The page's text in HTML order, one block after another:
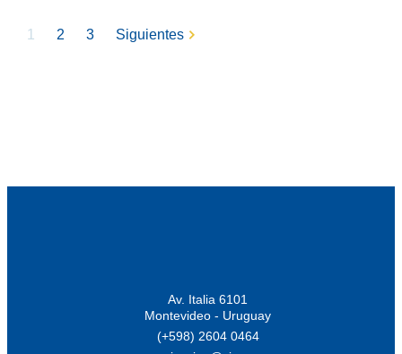
1 2 3 Siguientes
Av. Italia 6101
Montevideo - Uruguay
(+598) 2604 0464